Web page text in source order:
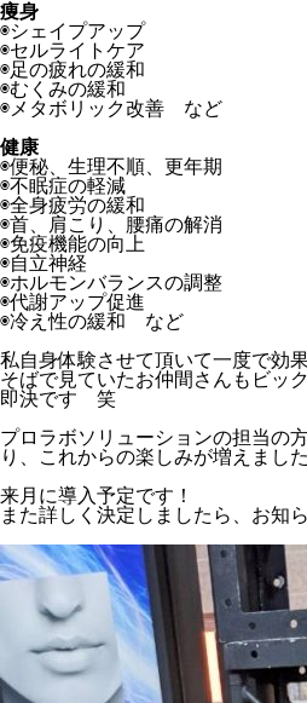
痩身
◉シェイプアップ
◉セルライトケア
◉足の疲れの緩和
◉むくみの緩和
◉メタボリック改善 など
健康
◉便秘、生理不順、更年期
◉不眠症の軽減
◉全身疲労の緩和
◉首、肩こり、腰痛の解消
◉免疫機能の向上
◉自立神経
◉ホルモンバランスの調整
◉代謝アップ促進
◉冷え性の緩和 など
私自身体験させて頂いて一度で効
そばで見ていたお仲間さんもビッ
即決です 笑
プロラボソリューションの担当の
り、これからの楽しみが増えまし
来月に導入予定です！
また詳しく決定しましたら、お知